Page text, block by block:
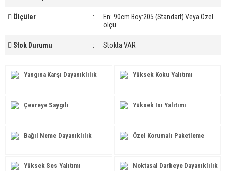
Ölçüler :
En: 90cm Boy:205 (Standart) Veya Özel
ölçü
Stok Durumu : Stokta VAR
Yangına Karşı Dayanıklılık Yüksek Koku Yalıtımı
Çevreye Saygılı Yüksek Isı Yalıtımı
Bağıl Neme Dayanıklılık Özel Korumalı Paketleme
Yüksek Ses Yalıtımı Noktasal Darbeye Dayanıklılık